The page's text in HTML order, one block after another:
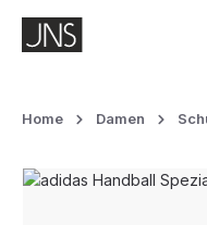
Zum Hauptinhalt springen
Home Damen
Bildergalerie